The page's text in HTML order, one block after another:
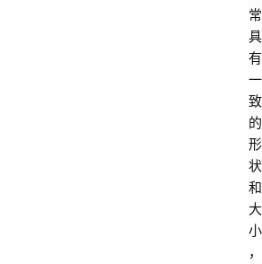
常
具
有
一
致
的
形
状
和
大
小
，